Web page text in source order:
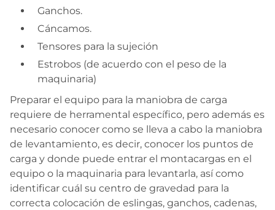
Ganchos.
Cáncamos.
Tensores para la sujeción
Estrobos (de acuerdo con el peso de la
maquinaria)
Preparar el equipo para la maniobra de carga
requiere de herramental específico, pero además es
necesario conocer como se lleva a cabo la maniobra
de levantamiento, es decir, conocer los puntos de
carga y donde puede entrar el montacargas en el
equipo o la maquinaria para levantarla, así como
identificar cuál su centro de gravedad para la
correcta colocación de eslingas, ganchos, cadenas,